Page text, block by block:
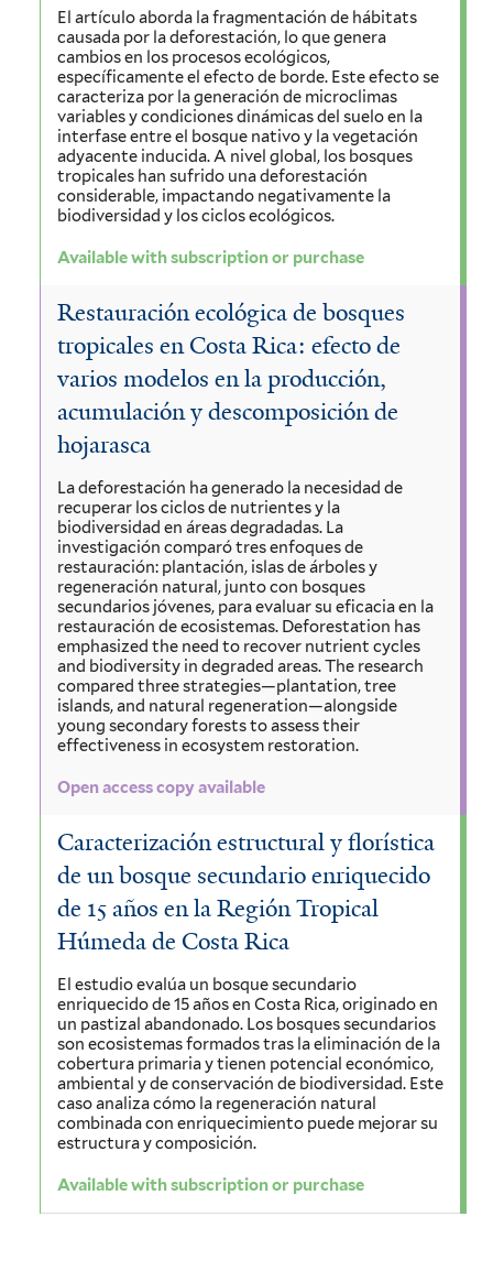
El artículo aborda la fragmentación de hábitats
causada por la deforestación, lo que genera
cambios en los procesos ecológicos,
específicamente el efecto de borde. Este efecto se
caracteriza por la generación de microclimas
variables y condiciones dinámicas del suelo en la
interfase entre el bosque nativo y la vegetación
adyacente inducida. A nivel global, los bosques
tropicales han sufrido una deforestación
considerable, impactando negativamente la
biodiversidad y los ciclos ecológicos.
Available with subscription or purchase
Restauración ecológica de bosques
tropicales en Costa Rica: efecto de
varios modelos en la producción,
acumulación y descomposición de
hojarasca
La deforestación ha generado la necesidad de
recuperar los ciclos de nutrientes y la
biodiversidad en áreas degradadas. La
investigación comparó tres enfoques de
restauración: plantación, islas de árboles y
regeneración natural, junto con bosques
secundarios jóvenes, para evaluar su eficacia en la
restauración de ecosistemas. Deforestation has
emphasized the need to recover nutrient cycles
and biodiversity in degraded areas. The research
compared three strategies—plantation, tree
islands, and natural regeneration—alongside
young secondary forests to assess their
effectiveness in ecosystem restoration.
Open access copy available
Caracterización estructural y florística
de un bosque secundario enriquecido
de 15 años en la Región Tropical
Húmeda de Costa Rica
El estudio evalúa un bosque secundario
enriquecido de 15 años en Costa Rica, originado en
un pastizal abandonado. Los bosques secundarios
son ecosistemas formados tras la eliminación de la
cobertura primaria y tienen potencial económico,
ambiental y de conservación de biodiversidad. Este
caso analiza cómo la regeneración natural
combinada con enriquecimiento puede mejorar su
estructura y composición.
Available with subscription or purchase